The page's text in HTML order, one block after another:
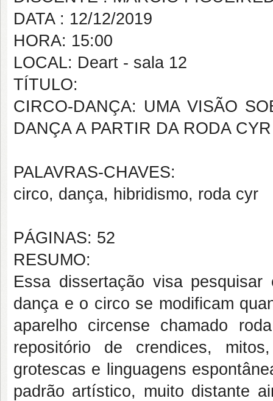
DATA : 12/12/2019
HORA: 15:00
LOCAL: Deart - sala 12
TÍTULO:
CIRCO-DANÇA: UMA VISÃO
DANÇA A PARTIR DA RODA CYR
PALAVRAS-CHAVES:
circo, dança, hibridismo, roda cyr
PÁGINAS: 52
RESUMO:
Essa dissertação visa
dança e o circo se modificam
aparelho circense chamado
repositório de crendices,
grotescas e linguagens
padrão artístico, muito distante